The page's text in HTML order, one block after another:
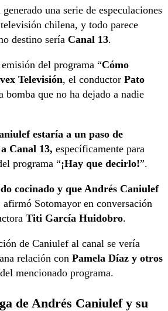
una serie de especulaciones
chilena, y todo parece
destino sería Canal 13.
del programa “Cómo
Televisión, el conductor Pato
bomba que no ha dejado a nadie
estaría a un paso de
Canal 13, específicamente para
programa “¡Hay que decirlo!”.
cocinado y que Andrés Caniulef
afirmó Sotomayor en conversación
Titi García Huidobro.
de Caniulef al canal se vería
relación con Pamela Díaz y otros
mencionado programa.
de Andrés Caniulef y su